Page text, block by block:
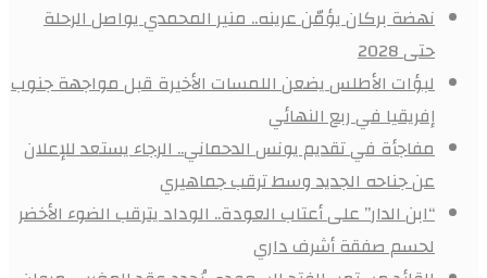
نهضة بركان يؤمّن عرينه.. منير المحمدي يواصل الرحلة
حتى 2028
لبؤات الأطلس يضعن اللمسات الأخيرة قبل مواجهة جنوب
إفريقيا في ربع النهائي
مفاجأة في تقديم يونس الدحماني.. الرجاء يستعد للإعلان
عن جناحه الجديد وسط ترقب جماهيري
“ابن الدار” على أعتاب العودة.. الوداد يترقب الضوء الأخضر
لحسم صفقة أشرف داري